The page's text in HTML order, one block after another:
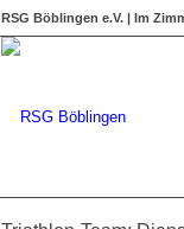
RSG Böblingen e.V. | Im